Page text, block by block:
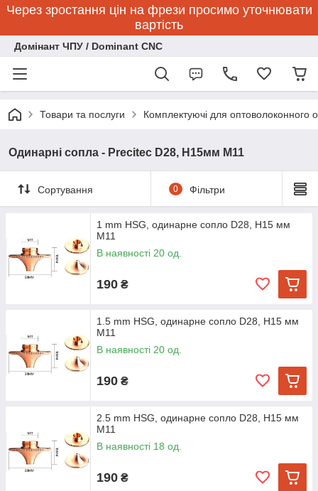
Через зростання цін на фрези просимо уточнювати
вартість
Домінант ЧПУ / Dominant CNC
Товари та послуги Комплектуючі для оптоволоконного
Одинарні сопла - Precitec D28, H15мм M11
Сортування 0 Фільтри
1 mm HSG, одинарне сопло D28, H15 мм
M11
В наявності 20 од.
190 ₴
1.5 mm HSG, одинарне сопло D28, H15 мм
M11
В наявності 20 од.
190 ₴
2.5 mm HSG, одинарне сопло D28, H15 мм
M11
В наявності 18 од.
190 ₴